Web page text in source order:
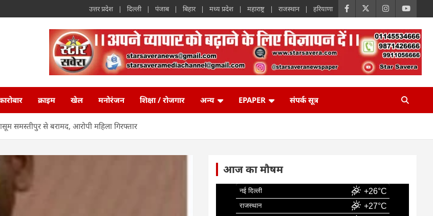
उत्तर प्रदेश दिल्ली पंजाब बिहार मध्य प्रदेश महाराष्ट्र राजस्थान हरियाणा
क्राइम खेल मनोरंजन शिक्षा / रोजगार अन्य EPAPER संपर्क सूत्र
समस्तीपुर से बरामद, आरोपी महिला गिरफ्तार
आज का मौषम
नई दिल्ली +26°C
राजस्थान +27°C